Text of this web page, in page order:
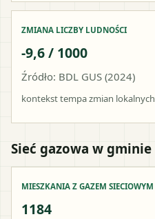
ZMIANA LICZBY LUDNOŚCI
-9,6 / 1000
Źródło: BDL GUS (2024)
kontekst tempa zmian lokalnych
Sieć gazowa w gminie
MIESZKANIA Z GAZEM SIECIOWYM
1184